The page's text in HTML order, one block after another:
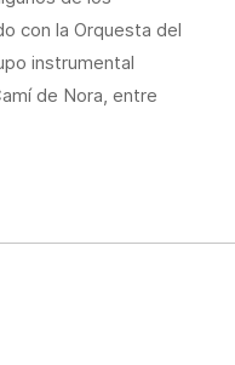
con la Orquesta del
instrumental
de Nora, entre